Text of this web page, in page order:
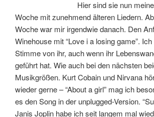
Hier sind sie nun
Woche mit zunehmend älteren Liedern.
Woche war mir irgendwie danach. Den
Winehouse mit “Love i a losing game”.
Stimme von ihr, auch wenn ihr
geführt hat. Wie auch bei den nächsten
Musikgrößen. Kurt Cobain und Nirvana
wieder gerne – “About a girl” mag ich
es den Song in der unplugged-Version.
Janis Joplin habe ich seit langem mal